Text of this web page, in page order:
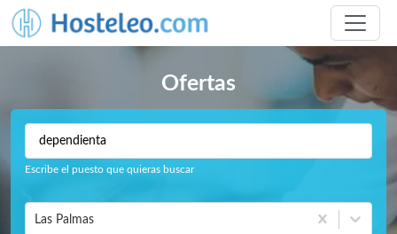
Ofertas
Escribe el puesto que quieras buscar
Las Palmas